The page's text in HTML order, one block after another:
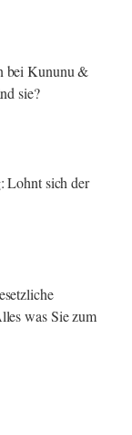
bei Kununu &
sie?
Lohnt sich der
was Sie zum